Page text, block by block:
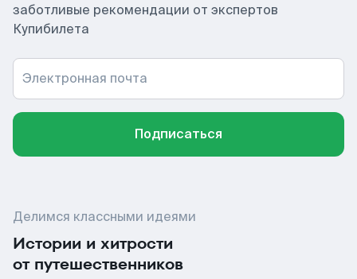
заботливые рекомендации от экспертов
Купибилета
Электронная почта
Подписаться
Делимся классными идеями
Истории и хитрости
от путешественников